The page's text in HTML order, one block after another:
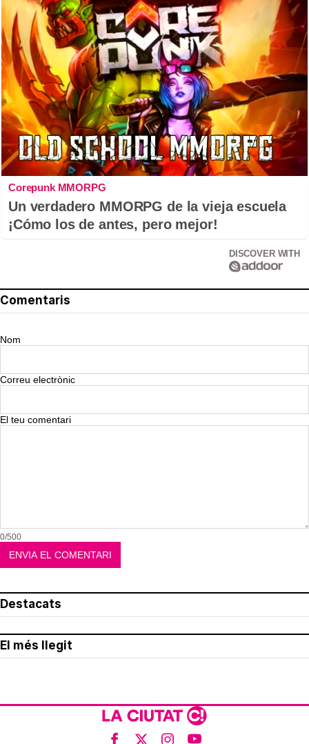
Corepunk MMORPG
Un verdadero MMORPG de la vieja escuela
¡Cómo los de antes, pero mejor!
DISCOVER WITH
Comentaris
Nom
Correu electrònic
El teu comentari
0/500
Destacats
El més llegit